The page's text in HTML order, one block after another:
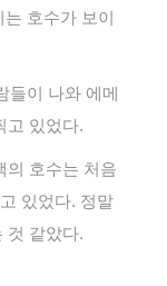
호수가 보이
들이 나와 에메
고 있었다.
의 호수는 처음
있었다. 정말
것 같았다.